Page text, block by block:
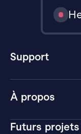
À propos
Futurs
Support